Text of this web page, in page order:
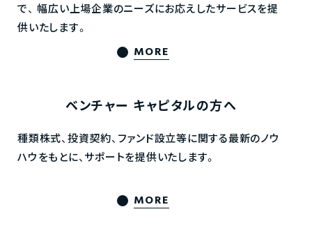
で、 幅広い上場企業のニーズにお応えしたサービスを提
供いたします。
MORE
ベンチャー キャピタルの方へ
種類株式、投資契約、ファンド設立等に関する最新のノウ
ハウをもとに、サポートを提供いたします。
MORE